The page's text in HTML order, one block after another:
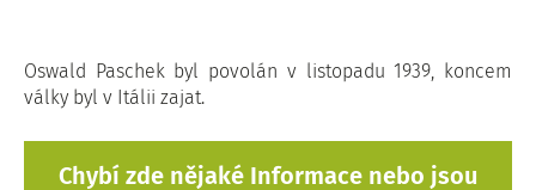
Oswald Paschek byl povolán v listopadu 1939, koncem
války byl v Itálii zajat.
Chybí zde nějaké Informace nebo jsou